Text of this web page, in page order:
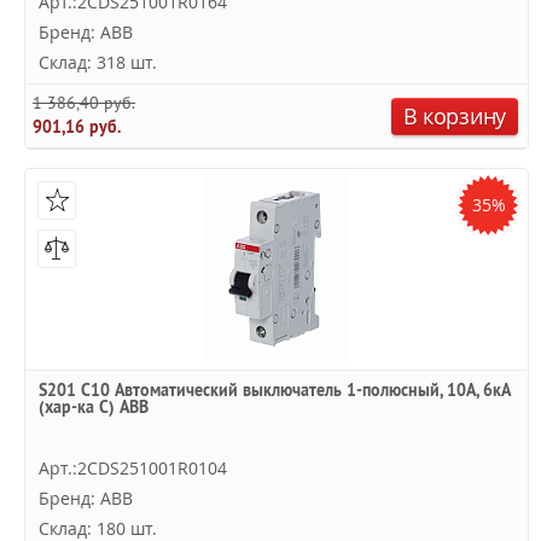
Бренд: ABB
Склад: 318 шт.
1 386,40 руб.
901,16 руб.
В корзину
35%
S201 C10 Автоматический выключатель 1-полюсный, 10А, 6кА
(хар-ка C) ABB
Арт.:2CDS251001R0104
Бренд: ABB
Склад: 180 шт.